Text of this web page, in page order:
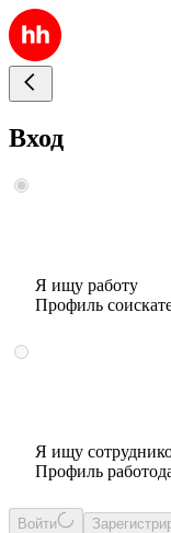
Вход
Я ищу работу
Профиль
Я ищу
Профиль
Войти